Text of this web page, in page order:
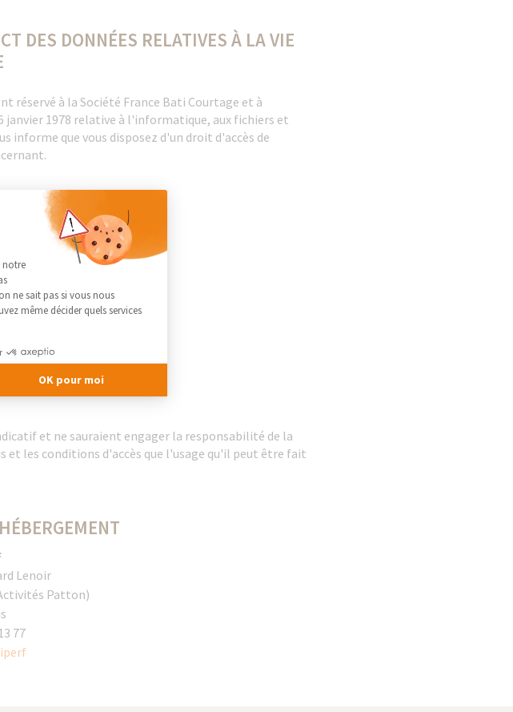
DES DONNÉES RELATIVES À LA VIE
réservé à la Société France Bati Courtage et à
janvier 1978 relative à l'informatique, aux fichiers et
informe que vous disposez d'un droit d'accès de
et ne sauraient engager la responsabilité de la
et les conditions d'accès que l'usage qu'il peut être fait
Lenoir
Patton)
77
Consentement : Personnalisez vos Options
notre
ne sait pas si vous nous
même décider quels services
OK pour moi